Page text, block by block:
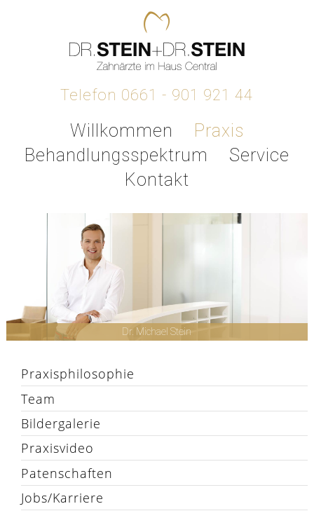
Telefon 0661 - 901 921 44
Willkommen
Praxis
Behandlungsspektrum
Service
Kontakt
Dr. Michael Stein
Praxisphilosophie
Team
Bildergalerie
Praxisvideo
Patenschaften
Jobs/Karriere